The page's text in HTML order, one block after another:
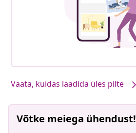
Vaata, kuidas laadida üles pilte
Võtke meiega ühendust!